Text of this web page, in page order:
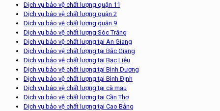
Dịch vụ bảo vệ chất lượng quận 11
Dịch vụ bảo vệ chất lượng quận 2
Dịch vụ bảo vệ chất lượng quận 9
Dịch vụ bảo vệ chất lượng Sóc Trăng
Dịch vụ bảo vệ chất lượng tại An Giang
Dịch vụ bảo vệ chất lượng tại Bắc Giang
Dịch vụ bảo vệ chất lượng tại Bạc Liêu
Dịch vụ bảo vệ chất lượng tại Bình Dương
Dịch vụ bảo vệ chất lượng tại Bình Định
Dịch vụ bảo vệ chất lượng tại cà mau
Dịch vụ bảo vệ chất lượng tại Cần Thơ
Dịch vụ bảo vệ chất lượng tại Cao Bằng